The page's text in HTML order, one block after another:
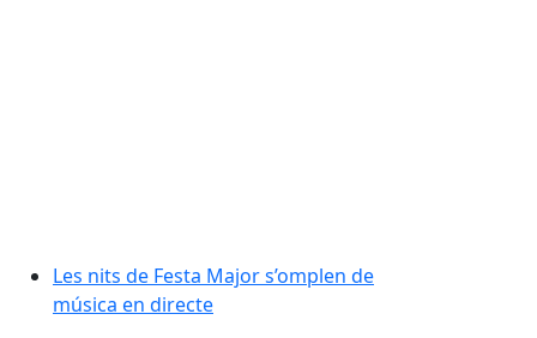
Les nits de Festa Major s’omplen de
música en directe